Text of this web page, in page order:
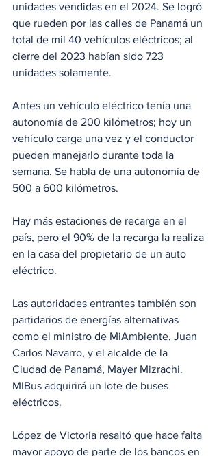
unidades vendidas en el 2024. Se logró
que rueden por las calles de Panamá un
total de mil 40 vehículos eléctricos; al
cierre del 2023 habían sido 723
unidades solamente.
Antes un vehículo eléctrico tenía una
autonomía de 200 kilómetros; hoy un
vehículo carga una vez y el conductor
pueden manejarlo durante toda la
semana. Se habla de una autonomía de
500 a 600 kilómetros.
Hay más estaciones de recarga en el
país, pero el 90% de la recarga la realiza
en la casa del propietario de un auto
eléctrico.
Las autoridades entrantes también son
partidarios de energías alternativas
como el ministro de MiAmbiente, Juan
Carlos Navarro, y el alcalde de la
Ciudad de Panamá, Mayer Mizrachi.
MIBus adquirirá un lote de buses
eléctricos.
López de Victoria resaltó que hace falta
mayor apoyo de parte de los bancos en